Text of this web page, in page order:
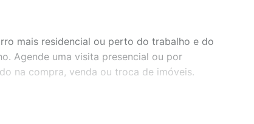
mais residencial ou perto do trabalho e do
Agende uma visita presencial ou por
na compra, venda ou troca de imóveis.